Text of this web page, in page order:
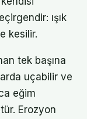
ışık
kesilir.
tek başına
uçabilir ve
eğim
Erozyon